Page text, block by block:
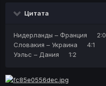
Цитата
Нидерланды – Франция 2:0
Словакия – Украина 4:1
Уэльс – Дания 1:2